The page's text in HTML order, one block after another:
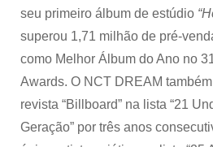
seu primeiro álbum de estúdio
superou 1,71 milhão de pré-
como Melhor Álbum do Ano no
Awards. O NCT DREAM
revista “Billboard” na lista “21
Geração” por três anos